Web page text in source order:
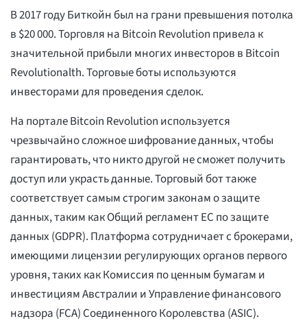
В 2017 году Биткойн был на грани превышения потолка
в $20 000. Торговля на Bitcoin Revolution привела к
значительной прибыли многих инвесторов в Bitcoin
Revolutionalth. Торговые боты используются
инвесторами для проведения сделок.
На портале Bitcoin Revolution используется
чрезвычайно сложное шифрование данных, чтобы
гарантировать, что никто другой не сможет получить
доступ или украсть данные. Торговый бот также
соответствует самым строгим законам о защите
данных, таким как Общий регламент ЕС по защите
данных (GDPR). Платформа сотрудничает с брокерами,
имеющими лицензии регулирующих органов первого
уровня, таких как Комиссия по ценным бумагам и
инвестициям Австралии и Управление финансового
надзора (FCA) Соединенного Королевства (ASIC).